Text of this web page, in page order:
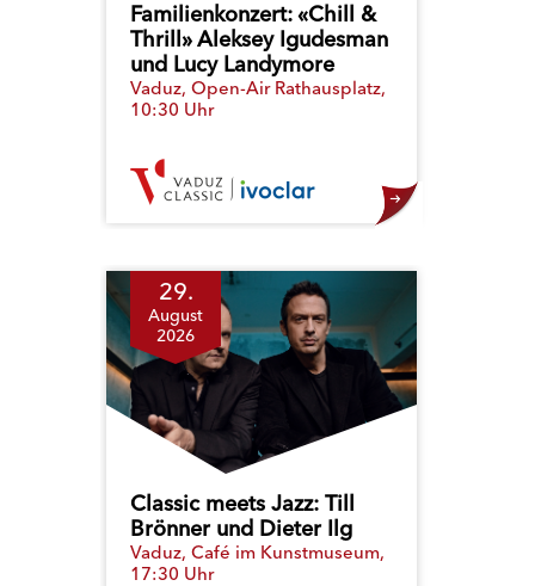
Familienkonzert: «Chill &
Thrill» Aleksey Igudesman
und Lucy Landymore
Vaduz, Open-Air Rathausplatz,
10:30 Uhr
29.
August
2026
Classic meets Jazz: Till
Brönner und Dieter Ilg
Vaduz, Café im Kunstmuseum,
17:30 Uhr